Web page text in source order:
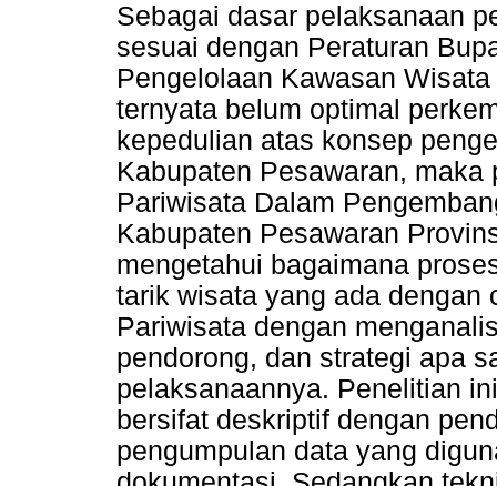
Sebagai dasar pelaksanaan
sesuai dengan Peraturan
Pengelolaan Kawasan
ternyata belum optimal
kepedulian atas konsep
Kabupaten Pesawaran,
Pariwisata Dalam
Kabupaten Pesawaran
mengetahui bagaimana
tarik wisata yang ada dengan
Pariwisata dengan
pendorong, dan strategi apa
pelaksanaannya. Penelitian
bersifat deskriptif dengan
pengumpulan data yang